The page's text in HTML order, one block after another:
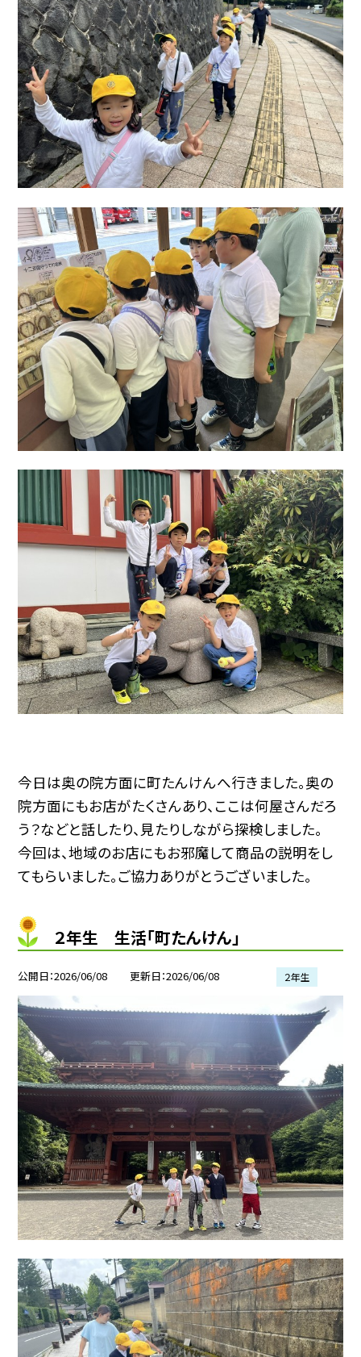
今日は奥の院方面に町たんけんへ行きました。奥の
院方面にもお店がたくさんあり、ここは何屋さんだろ
う？などと話したり、見たりしながら探検しました。
今回は、地域のお店にもお邪魔して商品の説明をし
てもらいました。ご協力ありがとうございました。
２年生 生活「町たんけん」
公開日 2026/06/08 更新日 2026/06/08 ２年生